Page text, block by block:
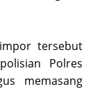
tersebut
Polres
memasang